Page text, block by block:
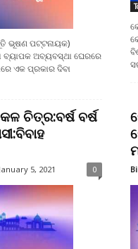
ଭୂଷଣ ପଟ୍ଟନାୟକ)
ଅବ୍ୟବସ୍ଥା ଘେରରେ
ଏକ ପ୍ରକାର ଦିବା
ଚିତ୍ର:ବର୍ଷ ବର୍ଷ
January 5, 2021 0